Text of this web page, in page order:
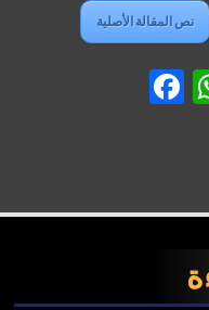
نص المقالة الأصلية